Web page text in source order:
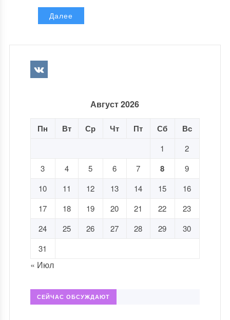
Далее
Август 2026
Пн Вт Ср Чт Пт Сб Вс
1
2
3
4 5 6 7 8
9
10
11 12 13 14 15
16
17
18 19 20 21 22
23
24
25 26 27 28 29
30
31
« Июл
СЕЙЧАС ОБСУЖДАЮТ